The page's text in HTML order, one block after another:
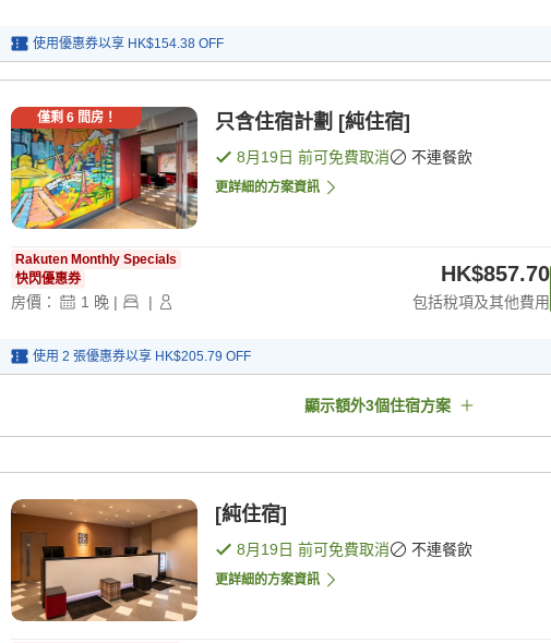
使用優惠券以享 HK$154.38 OFF
僅剩 6間房！ 只含住宿計劃 [純住宿]
8月19日 前可免費取消 不連餐飲
更詳細的方案資訊
Rakuten Monthly Specials
快閃優惠券
房價： 1 晚 | |
HK$857.70
包括稅項及其他費用
使用 2 張優惠券以享 HK$205.79 OFF
顯示額外3個住宿方案
[純住宿]
8月19日 前可免費取消 不連餐飲
更詳細的方案資訊